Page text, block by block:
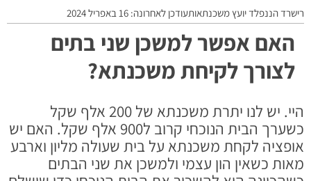
רישרד הננפלד יועץ משכנתאותעודכן לאחרונה: 16 באפריל 2024
האם אפשר למשכן שני בתים
לצורך לקיחת משכנתא?
היי. יש לנו יתרת משכנתא של 200 אלף שקל
כשערך הבית הנוכחי קרוב ל900 אלף שקל. האם יש
אופציה לקחת משכנתא על בית שעולה מליון וארבע
מאות כשאין הון עצמי ולמשכן את שני הבתים